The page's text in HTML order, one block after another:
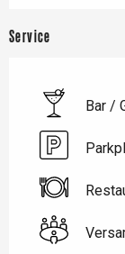
Service
Bar /